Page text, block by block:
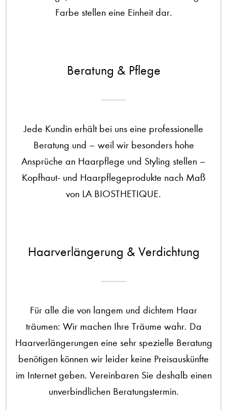
Farbe stellen eine Einheit dar.
Beratung & Pflege
Jede Kundin erhält bei uns eine professionelle
Beratung und – weil wir besonders hohe
Ansprüche an Haarpflege und Styling stellen –
Kopfhaut- und Haarpflegeprodukte nach Maß
von LA BIOSTHETIQUE.
Haarverlängerung & Verdichtung
Für alle die von langem und dichtem Haar
träumen: Wir machen Ihre Träume wahr. Da
Haarverlängerungen eine sehr spezielle Beratung
benötigen können wir leider keine Preisauskünfte
im Internet geben. Vereinbaren Sie deshalb einen
unverbindlichen Beratungstermin.